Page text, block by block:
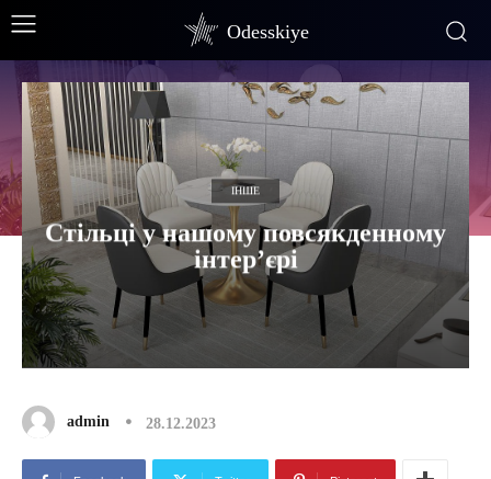
Odesskiye
ІНШЕ
Стільці у нашому повсякденному
інтер’єрі
admin 28.12.2023